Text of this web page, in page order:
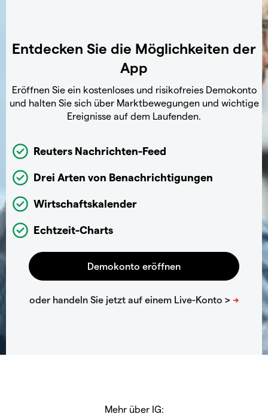
Entdecken Sie die Möglichkeiten der
App
Eröffnen Sie ein kostenloses und risikofreies Demokonto
und halten Sie sich über Marktbewegungen und wichtige
Ereignisse auf dem Laufenden.
Reuters Nachrichten-Feed
Drei Arten von Benachrichtigungen
Wirtschaftskalender
Echtzeit-Charts
Mehr über IG: